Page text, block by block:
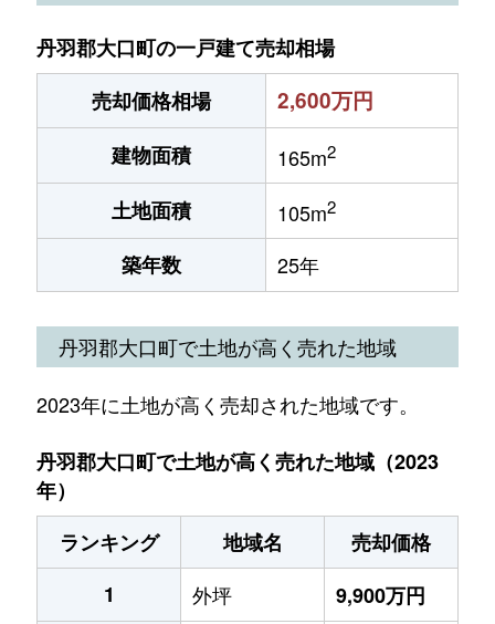
丹羽郡大口町の一戸建て売却相場
売却価格相場
2,600万円
建物面積 165m2
土地面積 105m2
築年数 25年
丹羽郡大口町で土地が高く売れた地域
2023年に土地が高く売却された地域です。
丹羽郡大口町で土地が高く売れた地域（2023
年）
ランキング
地域名
売却価格
1
外坪
9,900万円